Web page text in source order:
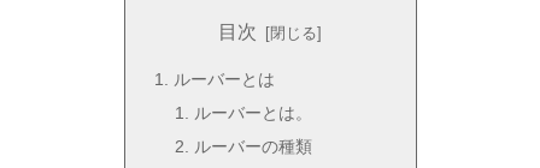
目次
ルーバーとは
ルーバーとは。
ルーバーの種類